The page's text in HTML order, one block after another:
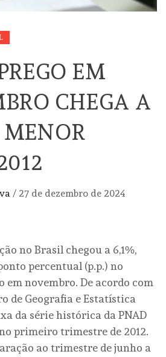
EM
CHEGA A
/ 27 de dezembro de 2024
no Brasil chegou a 6,1%,
percentual (p.p.) no
novembro. De acordo com
de Geografia e Estatística
da série histórica da PNAD
primeiro trimestre de 2012.
ao trimestre de junho a